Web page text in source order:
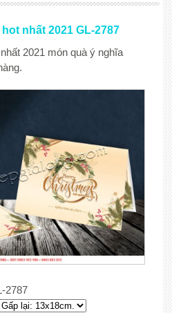
nhất 2021 GL-2787
2021 món quà ý nghĩa
2787